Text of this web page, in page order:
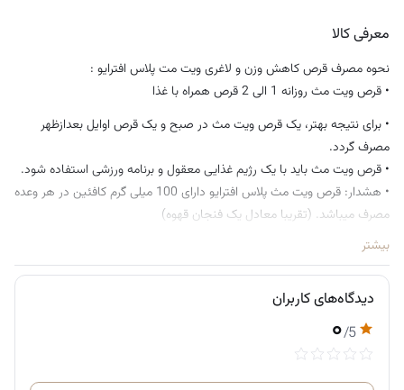
معرفی کالا
نحوه مصرف قرص کاهش وزن و لاغری ویت مت پلاس افترایو :
• قرص ویت مث روزانه 1 الی 2 قرص همراه با غذا
• برای نتیجه بهتر، یک قرص ویت مث در صبح و یک قرص اوایل بعدازظهر
مصرف گردد.
• قرص ویت مث باید با یک رژیم غذایی معقول و برنامه ورزشی استفاده شود.
• هشدار: قرص ویت مث پلاس افترایو دارای 100 میلی گرم کافئین در هر وعده
مصرف میباشد. (تقریبا معادل یک فنجان قهوه)
بیشتر
دیدگاه‌های کاربران
۰/5